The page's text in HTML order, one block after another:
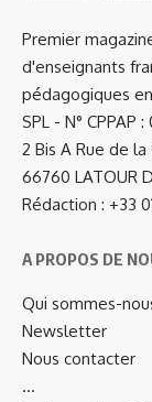
Premier
d'enseignants
pédagogiques
SPL - N° CPPAP :
2 Bis A Rue de la
66760 LATOUR
Rédaction : +33
A PROPOS DE
Qui sommes-
Newsletter
Nous contacter
…